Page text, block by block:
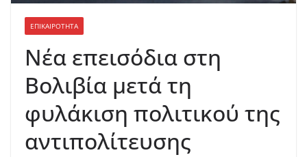
ΕΠΙΚΑΙΡΟΤΗΤΑ
Νέα επεισόδια στη
Βολιβία μετά τη
φυλάκιση πολιτικού της
αντιπολίτευσης